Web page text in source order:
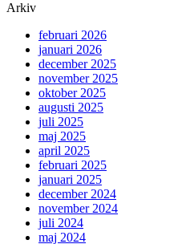
Arkiv
februari 2026
januari 2026
december 2025
november 2025
oktober 2025
augusti 2025
juli 2025
maj 2025
april 2025
februari 2025
januari 2025
december 2024
november 2024
juli 2024
maj 2024